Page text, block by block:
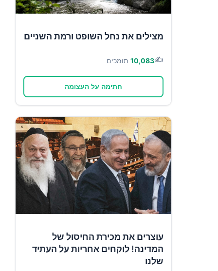
מצילים את נחל השופט ורמת השניים
✍️
10,083 תומכים
חתימה על העצומה
עוצרים את מכירת החיסול של
המדינה! לוקחים אחריות על העתיד
שלנו